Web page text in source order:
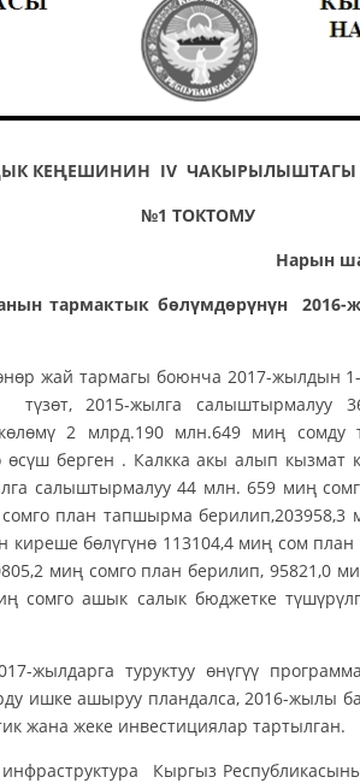
КЕҢЕШИНИН IV ЧАКЫРЫЛЫШТАГЫ
№1 ТОКТОМУ
жыл Нарын
тармактык бөлүмдөрүнүн 2016-
тармагы боюнча 2017-жылдын 1-
2015-жылга салыштырмалуу
көлөмү 2 млрд.190 млн.649 миң
берген . Калкка акы алып кызмат
салыштырмалуу 44 млн. 659 миң
план тапшырма берилип,203958,3
бөлүгүнө 113104,4 миң сом
миң сомго план берилип, 95821,0
сомго ашык салык бюджетке
туруктуу өнүгүү
ишке ашыруу пландалса, 2016-жылы
жана жеке инвестициялар тартылган.
Кыргыз